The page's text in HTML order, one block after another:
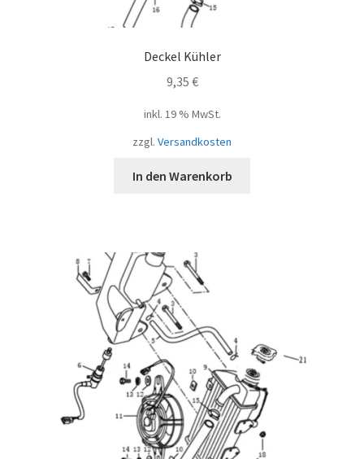
Deckel Kühler
9,35 €
inkl. 19 % MwSt.
zzgl. Versandkosten
In den Warenkorb